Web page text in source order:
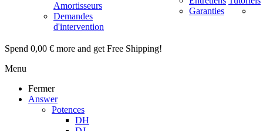
Amortisseurs
Demandes
d'intervention
Garanties
Spend 0,00 € more and get Free Shipping!
Menu
Fermer
Answer
Potences
DH